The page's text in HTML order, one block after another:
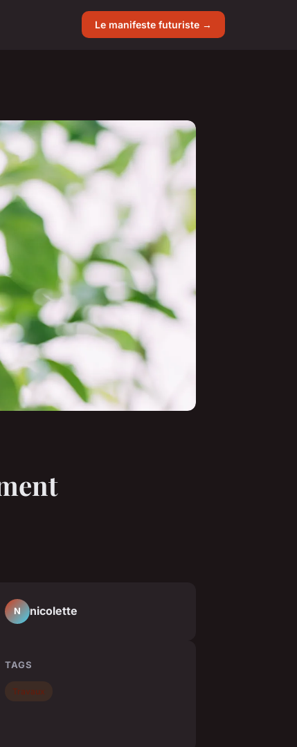
Le manifeste futuriste →
N nicolette
TAGS
Travaux